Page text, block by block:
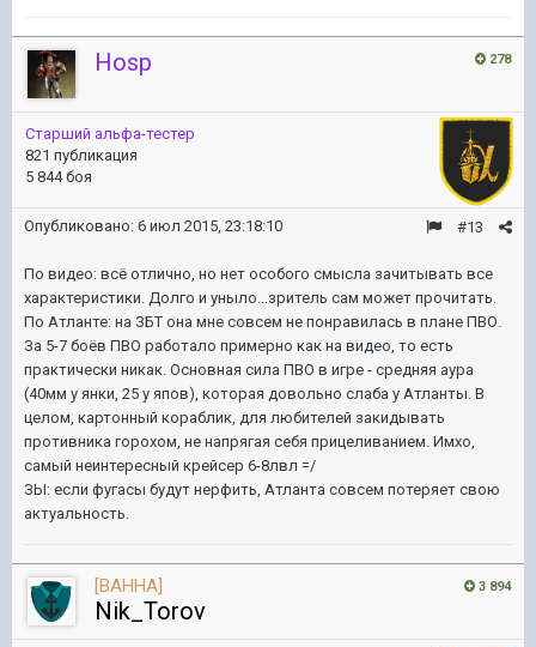
278
Hosp
Старший альфа-тестер
821 публикация
5 844 боя
#13
Опубликовано: 6 июл 2015, 23:18:10
По видео: всё отлично, но нет особого смысла зачитывать все
характеристики. Долго и уныло...зритель сам может прочитать.
По Атланте: на ЗБТ она мне совсем не понравилась в плане ПВО.
За 5-7 боёв ПВО работало примерно как на видео, то есть
практически никак. Основная сила ПВО в игре - средняя аура
(40мм у янки, 25 у япов), которая довольно слаба у Атланты. В
целом, картонный кораблик, для любителей закидывать
противника горохом, не напрягая себя прицеливанием. Имхо,
самый неинтересный крейсер 6-8лвл =/
ЗЫ: если фугасы будут нерфить, Атланта совсем потеряет свою
актуальность.
3 894
[BAHHA]
Nik_Torov